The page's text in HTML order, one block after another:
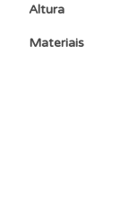
Altura
Materiais